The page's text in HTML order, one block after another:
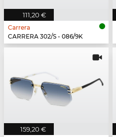
111,20 €
Carrera
CARRERA 302/S - 086/9K
159,20 €